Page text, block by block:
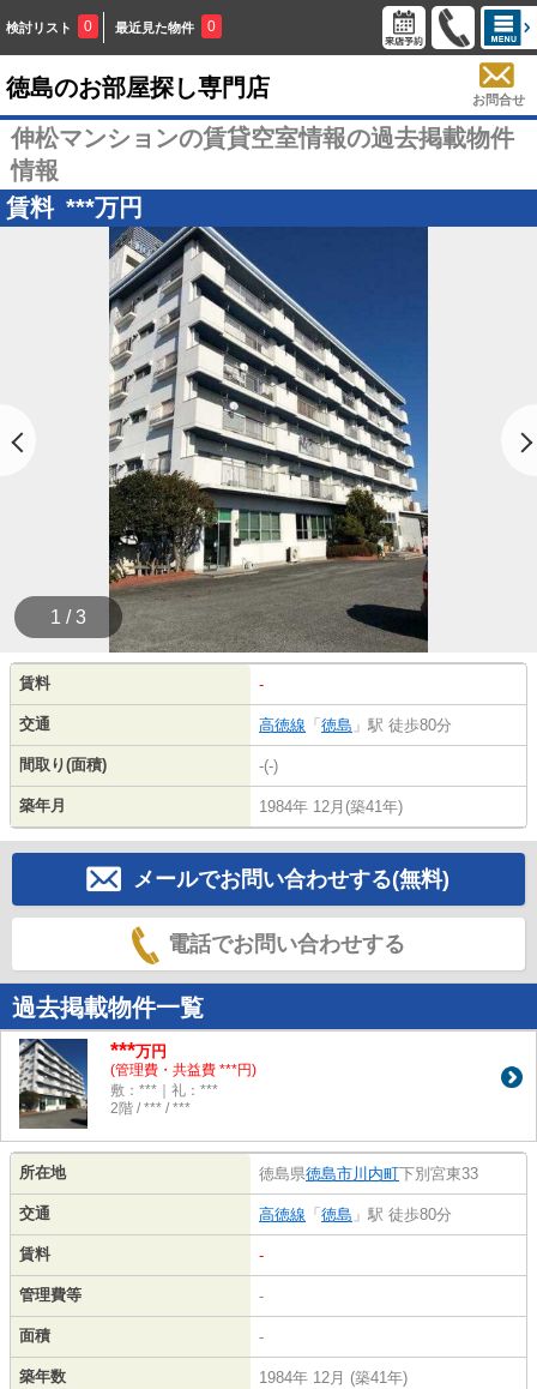
検討リスト 0 最近見た物件 0
徳島のお部屋探し専門店 お問合せ
伸松マンションの賃貸空室情報の過去掲載物件
情報
賃料 ***万円
1 / 3
賃料 -
交通 高徳線 「 徳島 」駅 徒歩80分
間取り(面積) -(-)
築年月 1984年 12月(築41年)
メールでお問い合わせする(無料)
電話でお問い合わせする
過去掲載物件一覧
***万円
(管理費・共益費 ***円)
敷：***｜礼：***
2階 / *** / ***
所在地 徳島県徳島市川内町下別宮東33
交通 高徳線 「 徳島 」駅 徒歩80分
賃料 -
管理費等 -
面積 -
築年数 1984年 12月 (築41年)